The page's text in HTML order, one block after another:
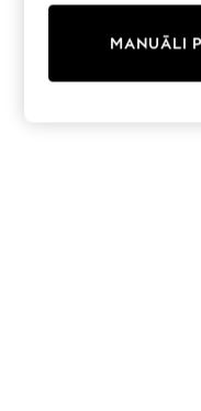
Joggers
MANUĀLI